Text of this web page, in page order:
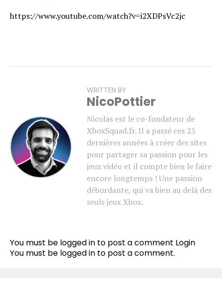
https://www.youtube.com/watch?v=i2XDPsVc2jc
WRITTEN BY
NicoPottier
Nicolas est le co-fondateur de
XboxSquad.fr. Il a passé ces 25
dernières années à créer des sites
pour partager sa passion pour les
jeux vidéo et il compte bien le faire
encore longtemps ! Une passion
débordante, qui va bien au delà des
seuls jeux Xbox.
You must be logged in to post a comment Login
You must be logged in to post a comment.
Pinterest